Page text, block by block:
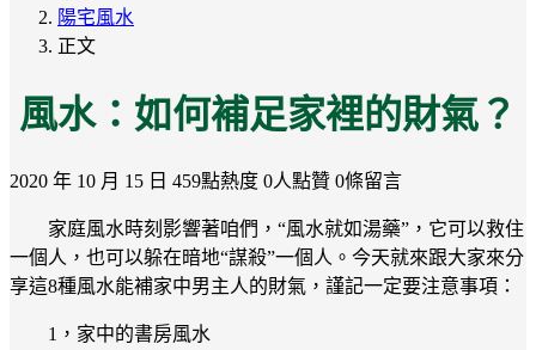
陽宅風水
正文
風水：如何補足家裡的財氣？
2020 年 10 月 15 日 459點熱度 0人點贊 0條留言
家庭風水時刻影響著咱們，“風水就如湯藥”，它可以救住
一個人，也可以躲在暗地“謀殺”一個人。今天就來跟大家來分
享這8種風水能補家中男主人的財氣，謹記一定要注意事項：
1，家中的書房風水